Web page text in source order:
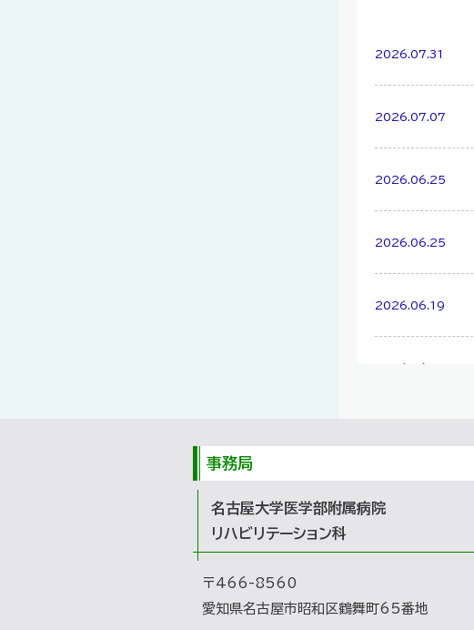
2026.07.31
2026.07.07
2026.06.25
2026.06.25
2026.06.19
2026.06.17
2026.06.11
事務局
名古屋大学医学部附属病院
リハビリテーション科
〒466-8560
愛知県名古屋市昭和区鶴舞町65番地